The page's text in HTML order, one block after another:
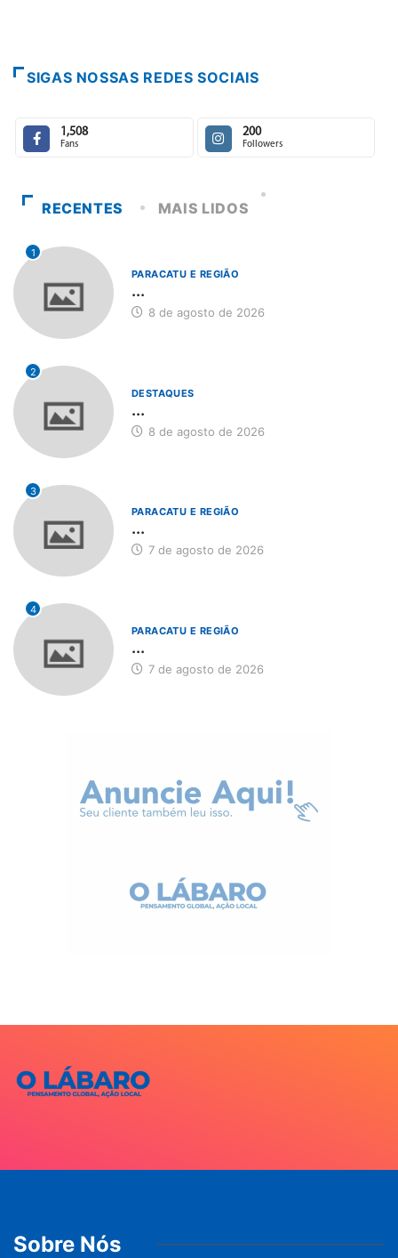
SIGAS NOSSAS REDES SOCIAIS
1,508
Fans
200
Followers
RECENTES MAIS LIDOS
1
PARACATU E REGIÃO
...
8 de agosto de 2026
2
DESTAQUES
...
8 de agosto de 2026
3
PARACATU E REGIÃO
...
7 de agosto de 2026
4
PARACATU E REGIÃO
...
7 de agosto de 2026
Sobre Nós